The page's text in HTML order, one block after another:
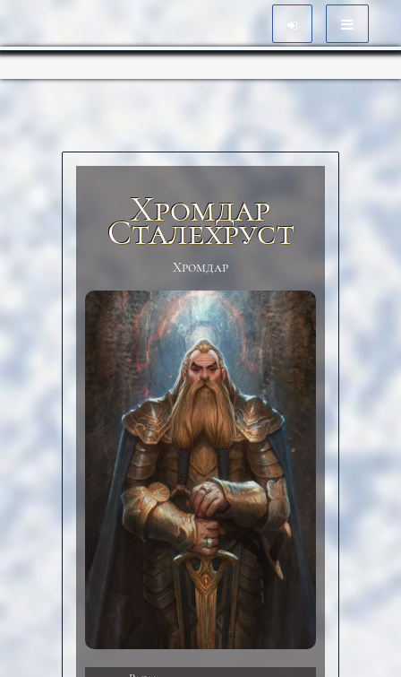
Хромдар
Сталехруст
Хромдар